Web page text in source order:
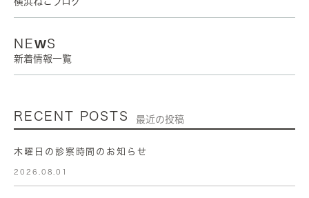
NEWS
新着情報一覧
RECENT POSTS 最近の投稿
木曜日の診察時間のお知らせ
2026.08.01